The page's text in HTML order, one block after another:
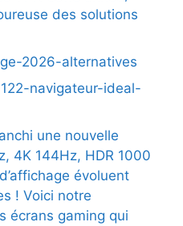
des solutions
2026-alternatives
navigateur-ideal-
une nouvelle
4K 144Hz, HDR 1000
évoluent
! Voici notre
écrans gaming qui